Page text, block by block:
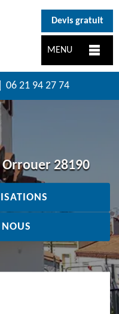
Devis gratuit
MENU
06 21 94 27 74
28190